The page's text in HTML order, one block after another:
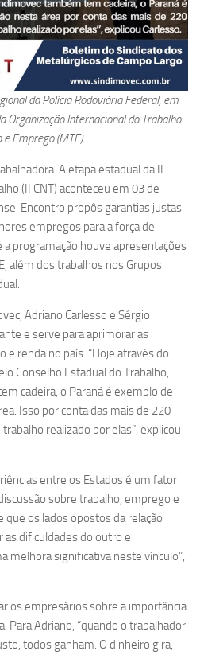
da Polícia Rodoviária Federal, em
Organização Internacional do Trabalho
e Emprego (MTE)
A etapa estadual da II
(II CNT) aconteceu em 03 de
Encontro propôs garantias justas
empregos para a força de
programação houve apresentações
além dos trabalhos nos Grupos
Adriano Carlesso e Sérgio
e serve para aprimorar as
e renda no país. “Hoje através do
Conselho Estadual do Trabalho,
cadeira, o Paraná é exemplo de
Isso por conta das mais de 220
realizado por elas”, explicou
entre os Estados é um fator
sobre trabalho, emprego e
que os lados opostos da relação
as dificuldades do outro e
melhora significativa neste vínculo”,
os empresários sobre a importância
Para Adriano, “quando o trabalhador
todos ganham. O dinheiro gira,